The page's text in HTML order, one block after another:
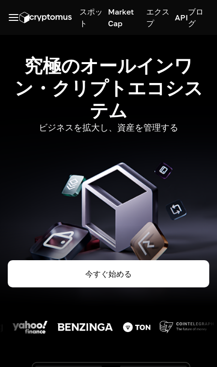
スポッ
ト
Market
Cap
エクス
プ
API
ブロ
グ
究極のオールインワ
ン・クリプトエコシス
テム
ビジネスを拡大し、資産を管理する
今すぐ始める